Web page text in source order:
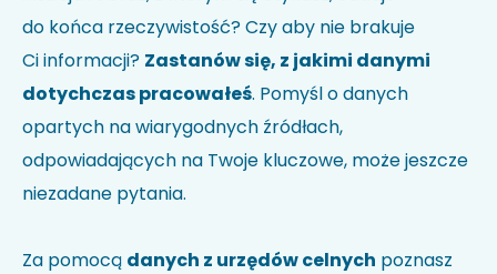
do końca rzeczywistość? Czy aby nie brakuje
Ci informacji? Zastanów się, z jakimi danymi
dotychczas pracowałeś. Pomyśl o danych
opartych na wiarygodnych źródłach,
odpowiadających na Twoje kluczowe, może jeszcze
niezadane pytania.
Za pomocą danych z urzędów celnych poznasz